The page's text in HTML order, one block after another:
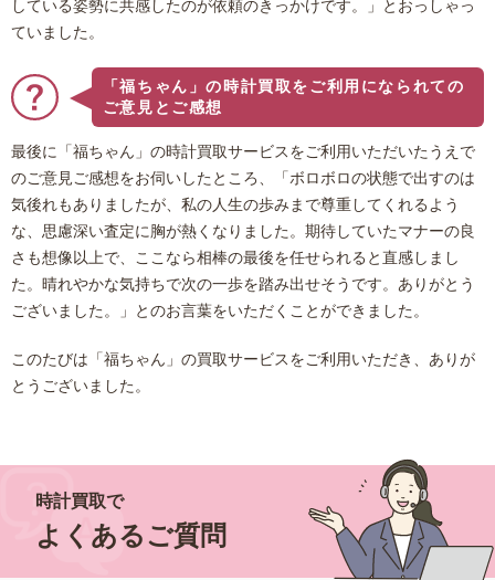
している姿勢に共感したのが依頼のきっかけです。」とおっしゃっ
ていました。
「福ちゃん」の時計買取をご利用になられての
ご意見とご感想
最後に「福ちゃん」の時計買取サービスをご利用いただいたうえで
のご意見ご感想をお伺いしたところ、「ボロボロの状態で出すのは
気後れもありましたが、私の人生の歩みまで尊重してくれるよう
な、思慮深い査定に胸が熱くなりました。期待していたマナーの良
さも想像以上で、ここなら相棒の最後を任せられると直感しまし
た。晴れやかな気持ちで次の一歩を踏み出せそうです。ありがとう
ございました。」とのお言葉をいただくことができました。
このたびは「福ちゃん」の買取サービスをご利用いただき、ありが
とうございました。
時計買取で
よくあるご質問